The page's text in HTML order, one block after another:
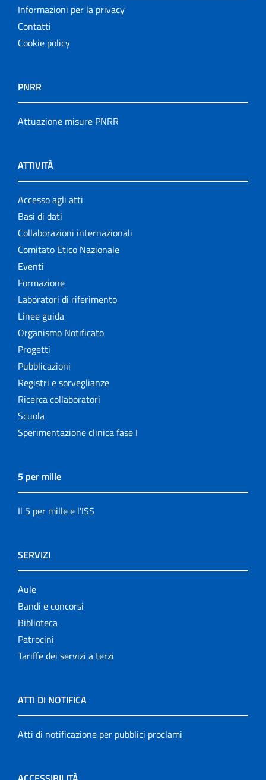
Informazioni per la privacy
Contatti
Cookie policy
PNRR
Attuazione misure PNRR
ATTIVITÀ
Accesso agli atti
Basi di dati
Collaborazioni internazionali
Comitato Etico Nazionale
Eventi
Formazione
Laboratori di riferimento
Linee guida
Organismo Notificato
Progetti
Pubblicazioni
Registri e sorveglianze
Ricerca collaboratori
Scuola
Sperimentazione clinica fase I
5 per mille
Il 5 per mille e l'ISS
SERVIZI
Aule
Bandi e concorsi
Biblioteca
Patrocini
Tariffe dei servizi a terzi
ATTI DI NOTIFICA
Atti di notificazione per pubblici proclami